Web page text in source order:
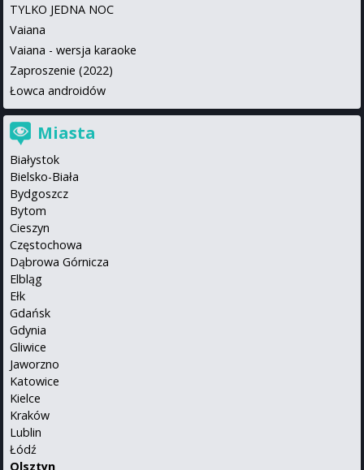
TYLKO JEDNA NOC
Vaiana
Vaiana - wersja karaoke
Zaproszenie (2022)
Łowca androidów
Miasta
Białystok
Bielsko-Biała
Bydgoszcz
Bytom
Cieszyn
Częstochowa
Dąbrowa Górnicza
Elbląg
Ełk
Gdańsk
Gdynia
Gliwice
Jaworzno
Katowice
Kielce
Kraków
Lublin
Łódź
Olsztyn